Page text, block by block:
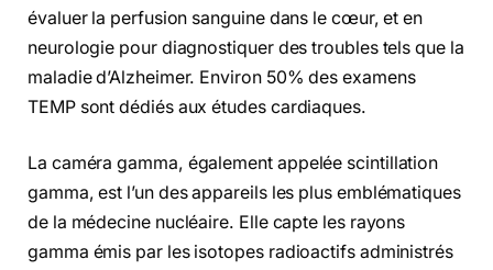
évaluer la perfusion sanguine dans le cœur, et en
neurologie pour diagnostiquer des troubles tels que la
maladie d’Alzheimer. Environ 50% des examens
TEMP sont dédiés aux études cardiaques.
La caméra gamma, également appelée scintillation
gamma, est l’un des appareils les plus emblématiques
de la médecine nucléaire. Elle capte les rayons
gamma émis par les isotopes radioactifs administrés